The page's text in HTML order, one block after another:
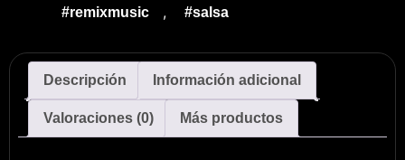
#remixmusic , #salsa
Descripción Información adicional
Valoraciones (0) Más productos